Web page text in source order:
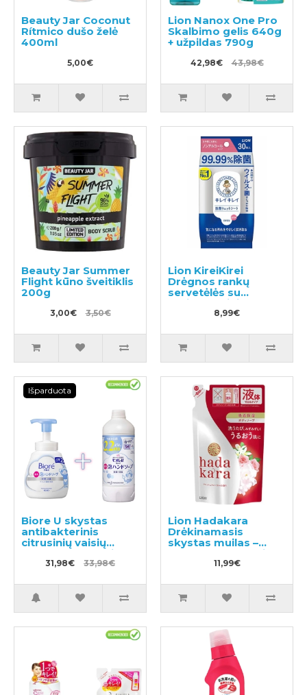
Beauty Jar Coconut
Rítmico dušo želė
400ml
5,00€
Lion Nanox One Pro
Skalbimo gelis 640g
+ užpildas 790g
42,98€ 43,98€
Beauty Jar Summer
Flight kūno šveitiklis
200g
3,00€ 3,50€
Lion KireiKirei
Drėgnos rankų
servetėlės su
antibakteriniu
poveikiu 30vnt
8,99€
Išparduota
Biore U skystas
antibakterinis
citrusinių vaisių
kvapo rankų muilas
500ml + užpildas
31,98€ 33,98€
Lion Hadakara
Drėkinamasis
skystas muilas –
skystas kūno muilas-
gelis su gėlių kvapu,
11,99€